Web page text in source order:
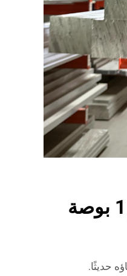
ما هي فوائد استخدام الأنابيب بقطر 1 بوصة
حديثًا.